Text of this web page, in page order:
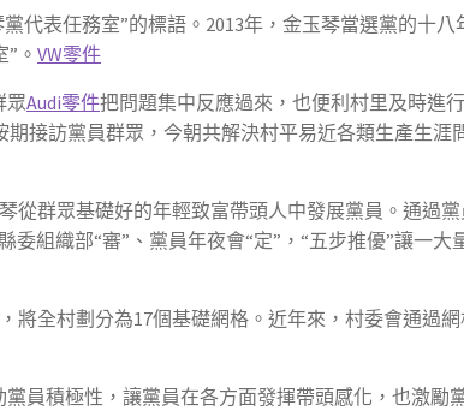
代表任務室”的標語。2013年，金玉琴當選黨的十八
”。VW零件
眾Audi零件把問題集中反應過來，也便利村里及時進
接訪黨員群眾，今朝共解決村平易近各類生產生涯
從群眾基礎好的年輕致富帶頭人中發展黨員。通過黨
委組織部“審”、黨員年夜會“定”，“五步推優”讓一大
將全村劃分為17個基礎網格。近年來，村委會通過
員積極性，讓黨員在各方面發揮帶頭感化，也激勵